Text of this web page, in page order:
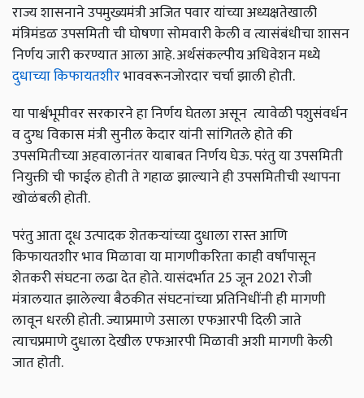
राज्य शासनाने उपमुख्यमंत्री अजित पवार यांच्या अध्यक्षतेखाली
मंत्रिमंडळ उपसमिती ची घोषणा सोमवारी केली व त्यासंबंधीचा शासन
निर्णय जारी करण्यात आला आहे. अर्थसंकल्पीय अधिवेशन मध्ये
दुधाच्या किफायतशीरभाववरूनजोरदार चर्चा झाली होती.
या पार्श्वभूमीवर सरकारने हा निर्णय घेतला असून त्यावेळी पशुसंवर्धन
व दुग्ध विकास मंत्री सुनील केदार यांनी सांगितले होते की
उपसमितीच्या अहवालानंतर याबाबत निर्णय घेऊ. परंतु या उपसमिती
नियुक्ती ची फाईल होती ते गहाळ झाल्याने ही उपसमितीची स्थापना
खोळंबली होती.
परंतु आता दूध उत्पादक शेतकऱ्यांच्या दुधाला रास्त आणि
किफायतशीर भाव मिळावा या मागणीकरिता काही वर्षांपासून
शेतकरी संघटना लढा देत होते. यासंदर्भात 25 जून 2021 रोजी
मंत्रालयात झालेल्या बैठकीत संघटनांच्या प्रतिनिधींनी ही मागणी
लावून धरली होती. ज्याप्रमाणे उसाला एफआरपी दिली जाते
त्याचप्रमाणे दुधाला देखील एफआरपी मिळावी अशी मागणी केली
जात होती.